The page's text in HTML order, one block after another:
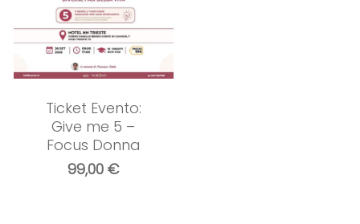
Ticket Evento:
Give me 5 –
Focus Donna
99,00€